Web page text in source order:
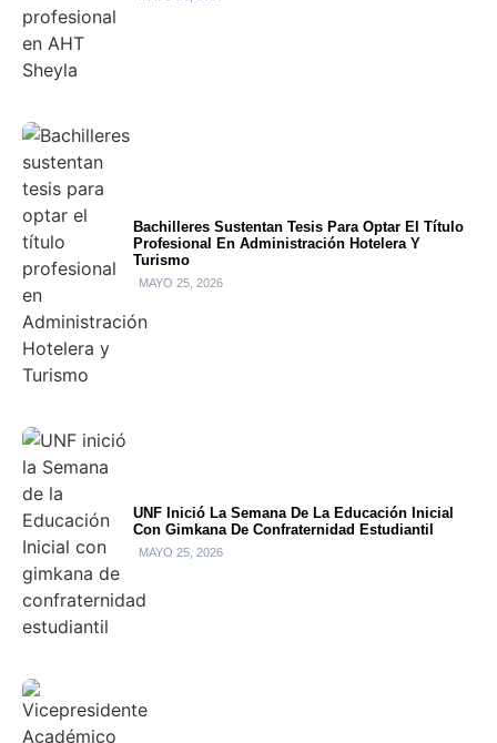
Bachilleres Sustentan Tesis Para Optar El Título
Profesional En Administración Hotelera Y
Turismo
MAYO 25, 2026
UNF Inició La Semana De La Educación Inicial
Con Gimkana De Confraternidad Estudiantil
MAYO 25, 2026